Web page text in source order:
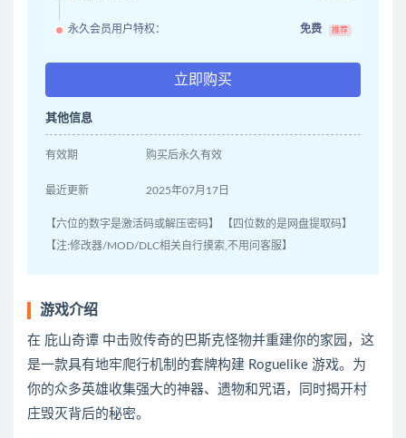
永久会员用户特权： 免费 推荐
立即购买
其他信息
有效期 购买后永久有效
最近更新 2025年07月17日
【六位的数字是激活码或解压密码】 【四位数的是网盘提取码】
【注:修改器/MOD/DLC相关自行摸索,不用问客服】
游戏介绍
在 庇山奇谭 中击败传奇的巴斯克怪物并重建你的家园，这
是一款具有地牢爬行机制的套牌构建 Roguelike 游戏。为
你的众多英雄收集强大的神器、遗物和咒语，同时揭开村
庄毁灭背后的秘密。